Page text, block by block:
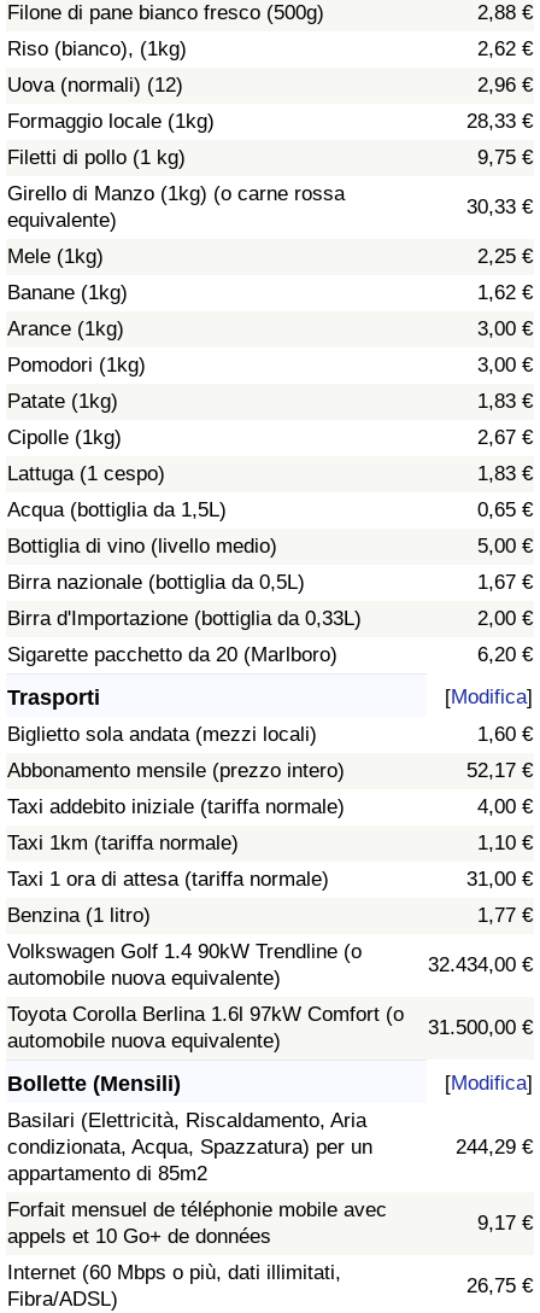
Filone di pane bianco fresco (500g)
2,88 €
Riso (bianco), (1kg)
2,62 €
Uova (normali) (12)
2,96 €
Formaggio locale (1kg)
28,33 €
Filetti di pollo (1 kg)
9,75 €
Girello di Manzo (1kg) (o carne rossa
equivalente)
30,33 €
Mele (1kg)
2,25 €
Banane (1kg)
1,62 €
Arance (1kg)
3,00 €
Pomodori (1kg)
3,00 €
Patate (1kg)
1,83 €
Cipolle (1kg)
2,67 €
Lattuga (1 cespo)
1,83 €
Acqua (bottiglia da 1,5L)
0,65 €
Bottiglia di vino (livello medio)
5,00 €
Birra nazionale (bottiglia da 0,5L)
1,67 €
Birra d'Importazione (bottiglia da 0,33L)
2,00 €
Sigarette pacchetto da 20 (Marlboro)
6,20 €
Trasporti [Modifica]
Biglietto sola andata (mezzi locali)
1,60 €
Abbonamento mensile (prezzo intero)
52,17 €
Taxi addebito iniziale (tariffa normale)
4,00 €
Taxi 1km (tariffa normale)
1,10 €
Taxi 1 ora di attesa (tariffa normale)
31,00 €
Benzina (1 litro)
1,77 €
Volkswagen Golf 1.4 90kW Trendline (o
automobile nuova equivalente)
32.434,00 €
Toyota Corolla Berlina 1.6l 97kW Comfort (o
automobile nuova equivalente)
31.500,00 €
Bollette (Mensili) [Modifica]
Basilari (Elettricità, Riscaldamento, Aria
condizionata, Acqua, Spazzatura) per un
appartamento di 85m2
244,29 €
Forfait mensuel de téléphonie mobile avec
appels et 10 Go+ de données
9,17 €
Internet (60 Mbps o più, dati illimitati,
Fibra/ADSL)
26,75 €
Indice dell’Assistenza Sanitaria (Corrente)
Indice dell’Assistenza Sanitaria
Indice dell’Assistenza Sanitaria per
Nazione
Inquinamento
Indice dell’Inquinamento (Corrente)
Indice di inquinamento
Indice dell’Inquinamento per Nazione
Traffico
Indice del Traffico
Indice del traffico (Corrente)
Indice del traffico per Nazione